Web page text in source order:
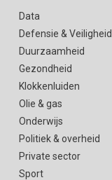
Data
Defensie & Veiligheid
Duurzaamheid
Gezondheid
Klokkenluiden
Olie & gas
Onderwijs
Politiek & overheid
Private sector
Sport